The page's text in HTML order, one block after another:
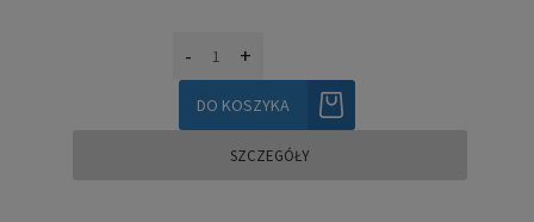
- +
DO KOSZYKA
SZCZEGÓŁY